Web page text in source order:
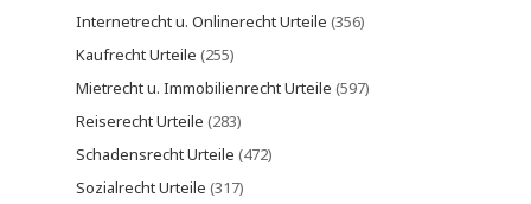
Internetrecht u. Onlinerecht Urteile (356)
Kaufrecht Urteile (255)
Mietrecht u. Immobilienrecht Urteile (597)
Reiserecht Urteile (283)
Schadensrecht Urteile (472)
Sozialrecht Urteile (317)